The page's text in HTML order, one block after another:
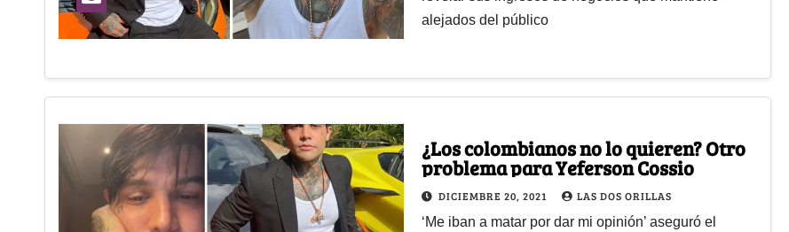
alejados del público
¿Los colombianos no lo quieren? Otro
problema para Yeferson Cossio
DICIEMBRE 20, 2021 LAS DOS ORILLAS
‘Me iban a matar por dar mi opinión’ aseguró el